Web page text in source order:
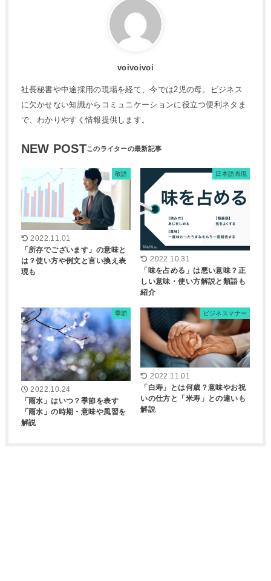
voivoivoi
社長秘書や中途採用の現場を経て、今では2児の母。ビジネス
に欠かせない知識からコミュニケーションに役立つ便利ネタま
で、わかりやすく情報提供します。
NEW POST
敬語
2022.11.01
「所存でございます」の意味と
は？使い方や例文と言い換え表
現も
日本語表現
2022.10.31
「味を占める」は悪い意味？正
しい意味・使い方解説と類語も
紹介
季節
2022.10.24
「雨水」はいつ？季節を表す
「雨水」の時期・意味や風習を
解説
ビジネスマナー
2022.11.01
「白寿」とは何歳？意味やお祝
いの仕方と「米寿」との違いも
解説